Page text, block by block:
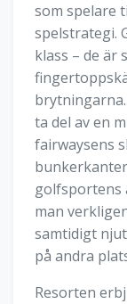
som spelare
spelstrategi.
klass – de är
ta del av en
fairwaysens
golfsportens
man
samtidigt
på andra
Resorten